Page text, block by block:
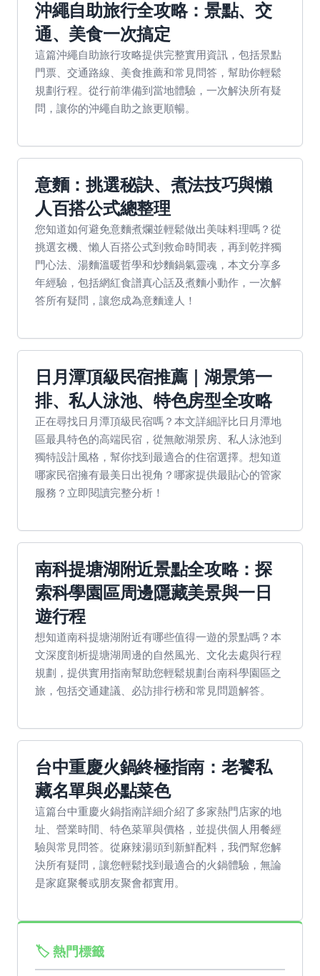
沖繩自助旅行全攻略：景點、交
通、美食一次搞定
這篇沖繩自助旅行攻略提供完整實用資訊，包括景點
門票、交通路線、美食推薦和常見問答，幫助你輕鬆
規劃行程。從行前準備到當地體驗，一次解決所有疑
問，讓你的沖繩自助之旅更順暢。
意麵：挑選秘訣、煮法技巧與懶
人百搭公式總整理
您知道如何避免意麵煮爛並輕鬆做出美味料理嗎？從
挑選玄機、懶人百搭公式到救命時間表，再到乾拌獨
門心法、湯麵溫暖哲學和炒麵鍋氣靈魂，本文分享多
年經驗，包括網紅食譜真心話及煮麵小動作，一次解
答所有疑問，讓您成為意麵達人！
日月潭頂級民宿推薦｜湖景第一
排、私人泳池、特色房型全攻略
正在尋找日月潭頂級民宿嗎？本文詳細評比日月潭地
區最具特色的高端民宿，從無敵湖景房、私人泳池到
獨特設計風格，幫你找到最適合的住宿選擇。想知道
哪家民宿擁有最美日出視角？哪家提供最貼心的管家
服務？立即閱讀完整分析！
南科提塘湖附近景點全攻略：探
索科學園區周邊隱藏美景與一日
遊行程
想知道南科提塘湖附近有哪些值得一遊的景點嗎？本
文深度剖析提塘湖周邊的自然風光、文化去處與行程
規劃，提供實用指南幫助您輕鬆規劃台南科學園區之
旅，包括交通建議、必訪排行榜和常見問題解答。
台中重慶火鍋終極指南：老饕私
藏名單與必點菜色
這篇台中重慶火鍋指南詳細介紹了多家熱門店家的地
址、營業時間、特色菜單與價格，並提供個人用餐經
驗與常見問答。從麻辣湯頭到新鮮配料，我們幫您解
決所有疑問，讓您輕鬆找到最適合的火鍋體驗，無論
是家庭聚餐或朋友聚會都實用。
🏷️ 熱門標籤